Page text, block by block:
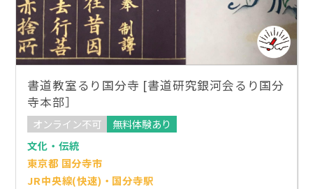
書道教室るり国分寺 [書道研究銀河会るり国分
寺本部］
オンライン不可
無料体験あり
文化・伝統
東京都 国分寺市
JR中央線(快速)・国分寺駅